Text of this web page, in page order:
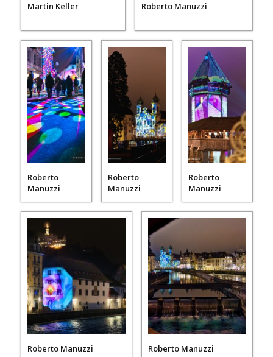
Martin Keller Roberto Manuzzi
Roberto
Manuzzi
Roberto
Manuzzi
Roberto
Manuzzi
Roberto Manuzzi Roberto Manuzzi